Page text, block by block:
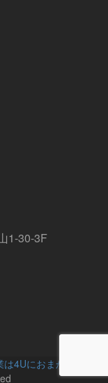
1-30-3F
4Uにおまかせ！